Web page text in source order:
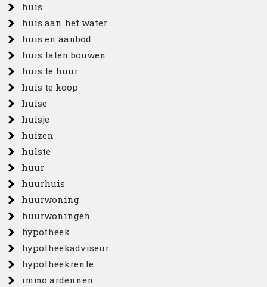
huis
huis aan het water
huis en aanbod
huis laten bouwen
huis te huur
huis te koop
huise
huisje
huizen
hulste
huur
huurhuis
huurwoning
huurwoningen
hypotheek
hypotheekadviseur
hypotheekrente
immo ardennen